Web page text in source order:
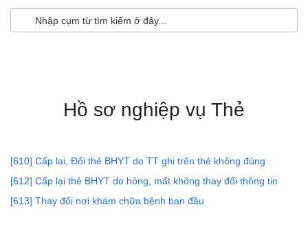
Hồ sơ nghiệp vụ Thẻ
[610] Cấp lại, Đổi thẻ BHYT do TT ghi trên thẻ không đúng
[612] Cấp lại thẻ BHYT do hỏng, mất không thay đổi thông tin
[613] Thay đổi nơi khám chữa bệnh ban đầu